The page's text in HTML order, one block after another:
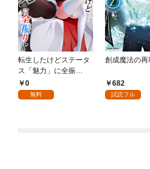
転生したけどステータ
ス「魅力」に全振
り！？(1)
0
無料
創成魔法の再
682
試読フル